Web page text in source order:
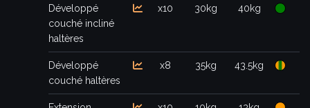
Développé
couché incliné
haltères
x10 30kg 40kg
Développé
couché haltères
x8 35kg 43.5kg